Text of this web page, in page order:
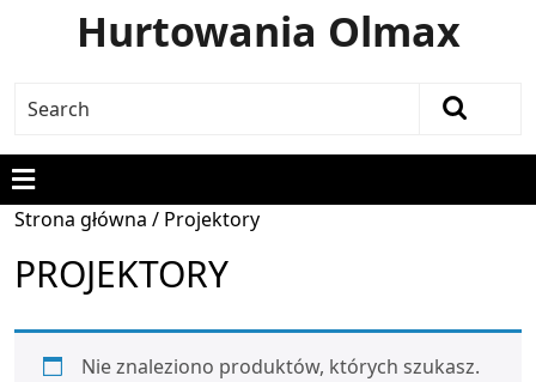
Hurtowania Olmax
Strona główna / Projektory
PROJEKTORY
Nie znaleziono produktów, których szukasz.